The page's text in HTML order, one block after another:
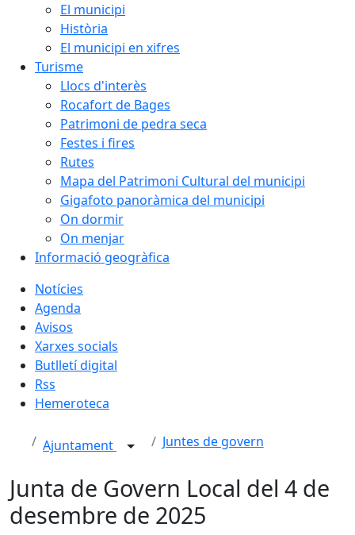
El municipi
Història
El municipi en xifres
Turisme
Llocs d'interès
Rocafort de Bages
Patrimoni de pedra seca
Festes i fires
Rutes
Mapa del Patrimoni Cultural del municipi
Gigafoto panoràmica del municipi
On dormir
On menjar
Informació geogràfica
Notícies
Agenda
Avisos
Xarxes socials
Butlletí digital
Rss
Hemeroteca
Ajuntament Juntes de govern
Junta de Govern Local del 4 de
desembre de 2025